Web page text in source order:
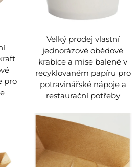
pro
Velký prodej vlastní
jednorázové obědové
krabice a mise balené v
recyklovaném papíru pro
potravinářské nápoje a
restaurační potřeby